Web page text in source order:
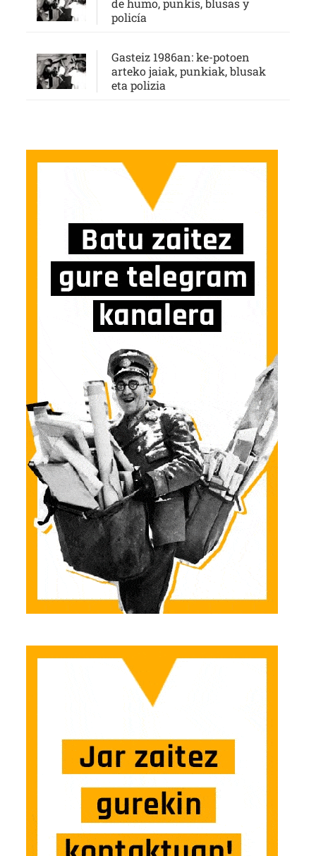
de humo, punkis, blusas y
policía
Gasteiz 1986an: ke-potoen
arteko jaiak, punkiak, blusak
eta polizia